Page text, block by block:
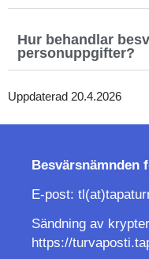
Hur behandlar
personuppgifter?
Uppdaterad 20.4.2026
Besvärsnämnden
E-post:
Sändning av
https://